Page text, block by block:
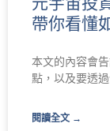
帶你看懂
本文的內容會
點，以及要透
閱讀全文 →